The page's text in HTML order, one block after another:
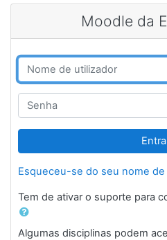
Ir para o conteúdo principal
Moodle da
Ir para criar nova conta
Nome de utilizador
Senha
Esqueceu-se do seu nome
Tem de ativar o suporte para
Algumas disciplinas podem